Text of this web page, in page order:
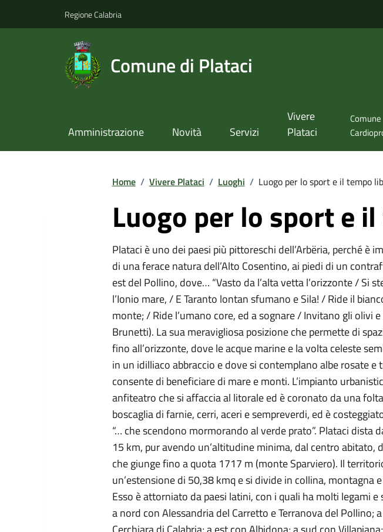
Regione Calabria
Comune di Plataci
Amministrazione Novità Servizi
Vivere
Plataci
Comune
Home / Vivere Plataci / Luoghi / Luogo per lo sport e il tempo
Luogo per lo sport e
Plataci è uno dei paesi più pittoreschi dell’Arbëria, perché è
di una ferace natura dell’Alto Cosentino, ai piedi di un
est del Pollino, dove… “Vasto da l’alta vetta l’orizzonte / Si
l’Ionio mare, / E Taranto lontan sfumano e Sila! / Ride il
monte; / Ride l’umano core, ed a sognare / Invitano gli olivi e
Brunetti). La sua meravigliosa posizione che permette di
fino all’orizzonte, dove le acque marine e la volta celeste
in un idilliaco abbraccio e dove si contemplano albe rosate e
consente di beneficiare di mare e monti. L’impianto
anfiteatro che si affaccia al litorale ed è coronato da una
boscaglia di farnie, cerri, aceri e sempreverdi, ed è
“… che scendono mormorando al verde prato”. Plataci dista
15 km, pur avendo un’altitudine minima, dal centro abitato,
che giunge fino a quota 1717 m (monte Sparviero). Il
un’estensione di 50,38 kmq e si divide in collina, montagna
Esso è attorniato da paesi latini, con i quali ha molti legami e
a nord con Alessandria del Carretto e Terranova del Pollino;